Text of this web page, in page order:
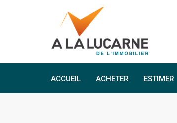
ACCUEIL ACHETER ESTIMER